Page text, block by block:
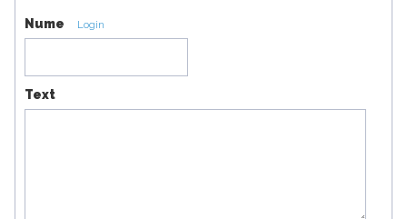
Nume Login
Text